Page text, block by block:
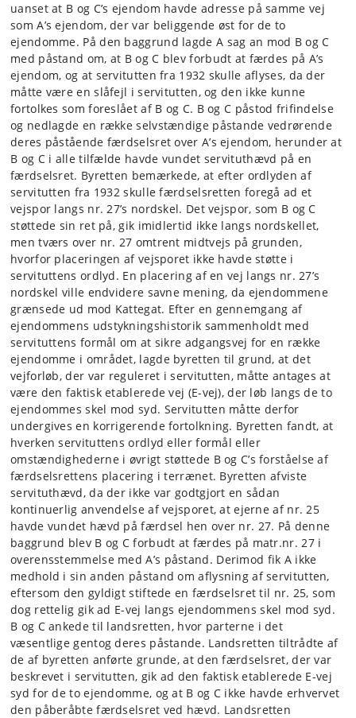
uanset at B og C’s ejendom havde adresse på samme vej
som A’s ejendom, der var beliggende øst for de to
ejendomme. På den baggrund lagde A sag an mod B og C
med påstand om, at B og C blev forbudt at færdes på A’s
ejendom, og at servitutten fra 1932 skulle aflyses, da der
måtte være en slåfejl i servitutten, og den ikke kunne
fortolkes som foreslået af B og C. B og C påstod frifindelse
og nedlagde en række selvstændige påstande vedrørende
deres påstående færdselsret over A’s ejendom, herunder at
B og C i alle tilfælde havde vundet servituthævd på en
færdselsret. Byretten bemærkede, at efter ordlyden af
servitutten fra 1932 skulle færdselsretten foregå ad et
vejspor langs nr. 27’s nordskel. Det vejspor, som B og C
støttede sin ret på, gik imidlertid ikke langs nordskellet,
men tværs over nr. 27 omtrent midtvejs på grunden,
hvorfor placeringen af vejsporet ikke havde støtte i
servituttens ordlyd. En placering af en vej langs nr. 27’s
nordskel ville endvidere savne mening, da ejendommene
grænsede ud mod Kattegat. Efter en gennemgang af
ejendommens udstykningshistorik sammenholdt med
servituttens formål om at sikre adgangsvej for en række
ejendomme i området, lagde byretten til grund, at det
vejforløb, der var reguleret i servitutten, måtte antages at
være den faktisk etablerede vej (E-vej), der løb langs de to
ejendommes skel mod syd. Servitutten måtte derfor
undergives en korrigerende fortolkning. Byretten fandt, at
hverken servituttens ordlyd eller formål eller
omstændighederne i øvrigt støttede B og C’s forståelse af
færdselsrettens placering i terrænet. Byretten afviste
servituthævd, da der ikke var godtgjort en sådan
kontinuerlig anvendelse af vejsporet, at ejerne af nr. 25
havde vundet hævd på færdsel hen over nr. 27. På denne
baggrund blev B og C forbudt at færdes på matr.nr. 27 i
overensstemmelse med A’s påstand. Derimod fik A ikke
medhold i sin anden påstand om aflysning af servitutten,
eftersom den gyldigt stiftede en færdselsret til nr. 25, som
dog rettelig gik ad E-vej langs ejendommens skel mod syd.
B og C ankede til landsretten, hvor parterne i det
væsentlige gentog deres påstande. Landsretten tiltrådte af
de af byretten anførte grunde, at den færdselsret, der var
beskrevet i servitutten, gik ad den faktisk etablerede E-vej
syd for de to ejendomme, og at B og C ikke havde erhvervet
den påberåbte færdselsret ved hævd. Landsretten